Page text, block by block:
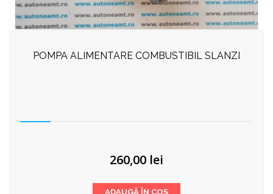
POMPA ALIMENTARE COMBUSTIBIL SLANZI
260,00 lei
ADAUGĂ ÎN COȘ